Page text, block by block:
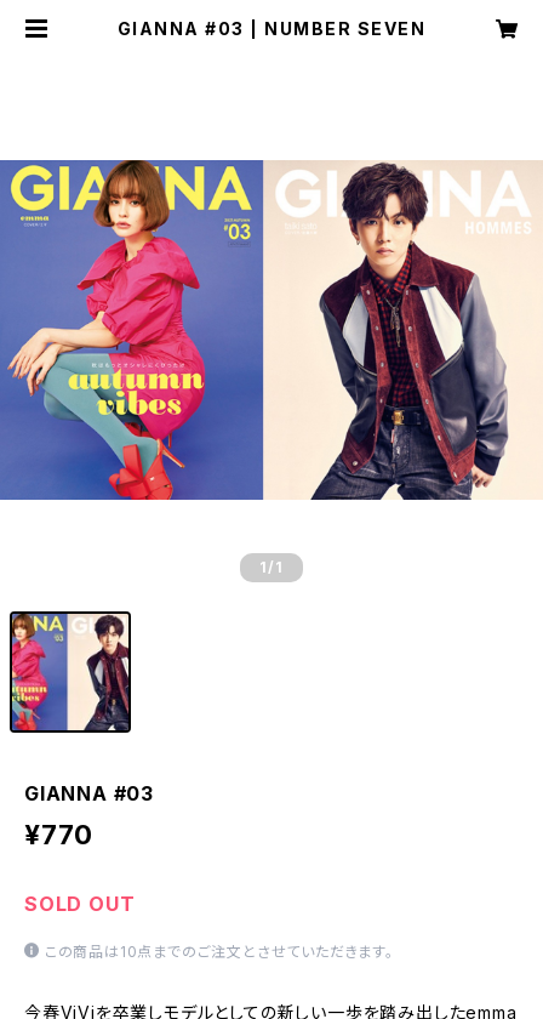
GIANNA #03 | NUMBER SEVEN
1 /1
GIANNA #03
¥770
SOLD OUT
この商品は10点までのご注文とさせていただきます。
今春ViViを卒業しモデルとしての新しい一歩を踏み出したemma